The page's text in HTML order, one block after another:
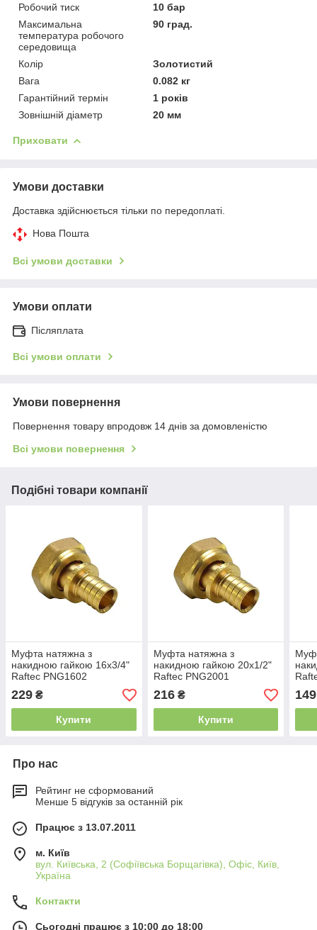
Робочий тиск
10 бар
Максимальна
температура робочого
середовища
90 град.
Колір
Золотистий
Вага
0.082 кг
Гарантійний термін
1 років
Зовнішній діаметр
20 мм
Приховати
Умови доставки
Доставка здійснюється тільки по передоплаті.
Нова Пошта
Всі умови доставки
Умови оплати
Післяплата
Всі умови оплати
Умови повернення
Повернення товару впродовж 14 днів за домовленістю
Всі умови повернення
Подібні товари компанії
Муфта натяжна з
накидною гайкою 16x3/4"
Raftec PNG1602
229 ₴
Купити
Муфта натяжна з
накидною гайкою 20x1/2"
Raftec PNG2001
216₴
Купити
149
Про нас
Рейтинг не сформований
Менше 5 відгуків за останній рік
Працює з 13.07.2011
м. Київ
вул. Київська, 2 (Софіївська Борщагівка), Офіс, Київ,
Україна
Контакти
Сьогодні працює з 10:00 до 18:00